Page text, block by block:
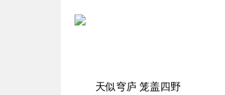
天似穹庐 笼盖四野